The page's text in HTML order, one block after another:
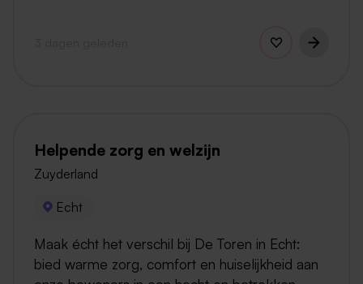
Helpende zorg en welzijn
Zuyderland
Echt
Maak écht het verschil bij De Toren in Echt:
bied warme zorg, comfort en huiselijkheid aan